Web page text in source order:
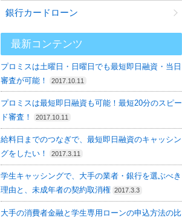
銀行カードローン
最新コンテンツ
プロミスは土曜日・日曜日でも最短即日融資・当日
審査が可能！
2017.10.11
プロミスは最短即日融資も可能！最短20分のスピー
ド審査！
2017.10.11
給料日までのつなぎで、最短即日融資のキャッシン
グをしたい！
2017.3.11
学生キャッシングで、大手の業者・銀行を選ぶべき
理由と、未成年者の契約取消権 2017.3.3
大手の消費者金融と学生専用ローンの申込方法の比